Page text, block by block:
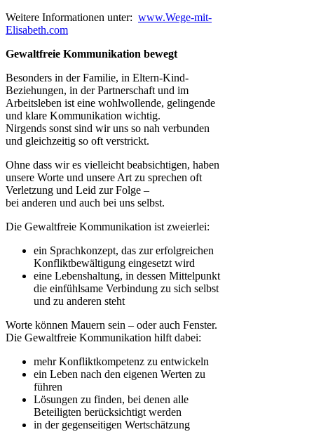
Weitere Informationen unter: www.Wege-mit-
Elisabeth.com
Gewaltfreie Kommunikation bewegt
Besonders in der Familie, in Eltern-Kind-
Beziehungen, in der Partnerschaft und im
Arbeitsleben ist eine wohlwollende, gelingende
und klare Kommunikation wichtig.
Nirgends sonst sind wir uns so nah verbunden
und gleichzeitig so oft verstrickt.
Ohne dass wir es vielleicht beabsichtigen, haben
unsere Worte und unsere Art zu sprechen oft
Verletzung und Leid zur Folge –
bei anderen und auch bei uns selbst.
Die Gewaltfreie Kommunikation ist zweierlei:
ein Sprachkonzept, das zur erfolgreichen
Konfliktbewältigung eingesetzt wird
eine Lebenshaltung, in dessen Mittelpunkt
die einfühlsame Verbindung zu sich selbst
und zu anderen steht
Worte können Mauern sein – oder auch Fenster.
Die Gewaltfreie Kommunikation hilft dabei:
mehr Konfliktkompetenz zu entwickeln
ein Leben nach den eigenen Werten zu
führen
Lösungen zu finden, bei denen alle
Beteiligten berücksichtigt werden
in der gegenseitigen Wertschätzung